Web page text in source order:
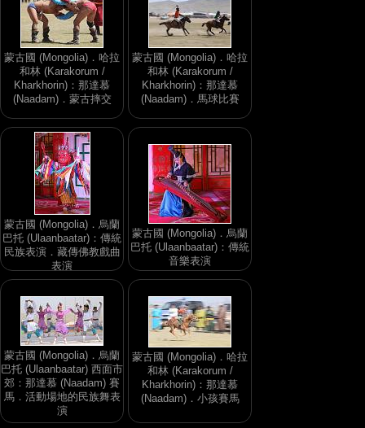
蒙古國 (Mongolia)．哈拉
和林 (Karakorum /
Kharkhorin)：那達慕
(Naadam)．蒙古摔交
蒙古國 (Mongolia)．哈拉
和林 (Karakorum /
Kharkhorin)：那達慕
(Naadam)．馬球比賽
蒙古國 (Mongolia)．烏蘭
巴托 (Ulaanbaatar)：傳統
民族表演．藏傳佛教戲曲
表演
蒙古國 (Mongolia)．烏蘭
巴托 (Ulaanbaatar)：傳統
音樂表演
蒙古國 (Mongolia)．烏蘭
巴托 (Ulaanbaatar) 西面市
郊：那達慕 (Naadam) 賽
馬．活動場地的民族舞表
演
蒙古國 (Mongolia)．哈拉
和林 (Karakorum /
Kharkhorin)：那達慕
(Naadam)．小孩賽馬